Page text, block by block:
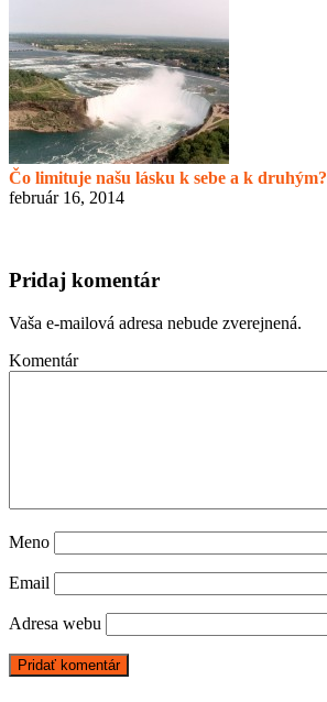
Čo limituje našu lásku k sebe a k druhým?
február 16, 2014
Pridaj komentár
Vaša e-mailová adresa nebude zverejnená.
Komentár
Meno
Email
Adresa webu